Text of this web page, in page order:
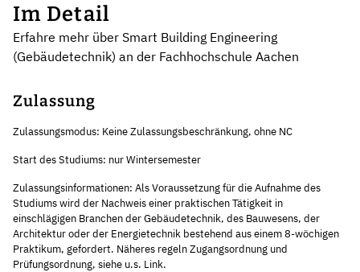
Im Detail
Erfahre mehr über Smart Building Engineering
(Gebäudetechnik) an der Fachhochschule Aachen
Zulassung
Zulassungsmodus: Keine Zulassungsbeschränkung, ohne NC
Start des Studiums: nur Wintersemester
Zulassungsinformationen: Als Voraussetzung für die Aufnahme des
Studiums wird der Nachweis einer praktischen Tätigkeit in
einschlägigen Branchen der Gebäudetechnik, des Bauwesens, der
Architektur oder der Energietechnik bestehend aus einem 8-wöchigen
Praktikum, gefordert. Näheres regeln Zugangsordnung und
Prüfungsordnung, siehe u.s. Link.